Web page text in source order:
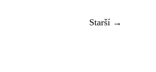
Starší →